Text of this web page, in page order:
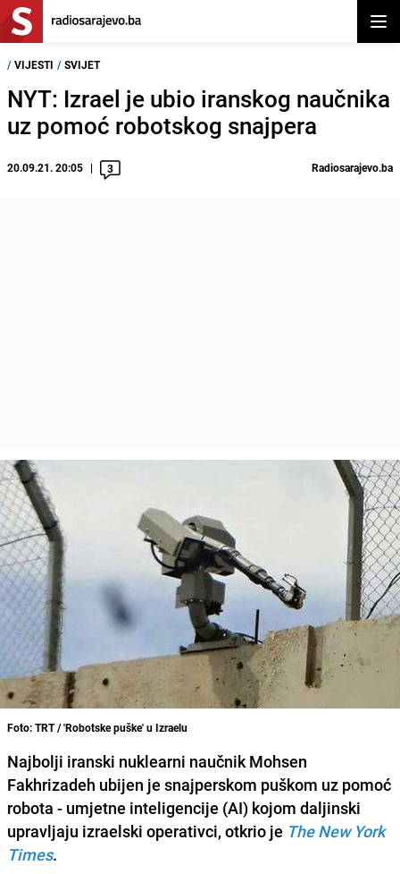
/ VIJESTI / SVIJET
NYT: Izrael je ubio iranskog naučnika
uz pomoć robotskog snajpera
20.09.21. 20:05 3 Radiosarajevo.ba
Foto: TRT / 'Robotske puške' u Izraelu
Najbolji iranski nuklearni naučnik Mohsen
Fakhrizadeh ubijen je snajperskom puškom uz pomoć
robota - umjetne inteligencije (AI) kojom daljinski
upravljaju izraelski operativci, otkrio je The New York
Times.